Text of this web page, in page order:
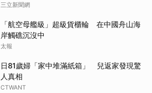
三立新聞網
「航空母艦級」超級貨櫃輪 在中國舟山海
岸觸礁沉沒中
太報
日81歲婦「家中堆滿紙箱」 兒返家發現驚
人真相
CTWANT